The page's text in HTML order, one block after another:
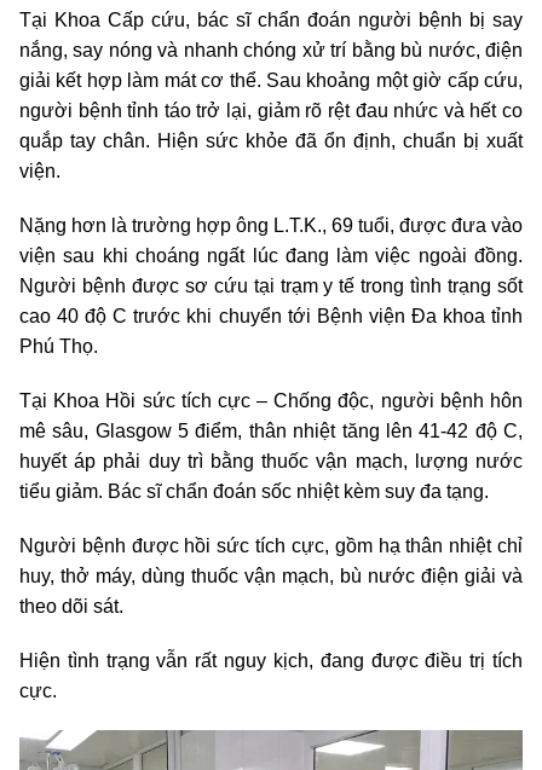
Tại Khoa Cấp cứu, bác sĩ chẩn đoán người bệnh bị say
nắng, say nóng và nhanh chóng xử trí bằng bù nước, điện
giải kết hợp làm mát cơ thể. Sau khoảng một giờ cấp cứu,
người bệnh tỉnh táo trở lại, giảm rõ rệt đau nhức và hết co
quắp tay chân. Hiện sức khỏe đã ổn định, chuẩn bị xuất
viện.
Nặng hơn là trường hợp ông L.T.K., 69 tuổi, được đưa vào
viện sau khi choáng ngất lúc đang làm việc ngoài đồng.
Người bệnh được sơ cứu tại trạm y tế trong tình trạng sốt
cao 40 độ C trước khi chuyển tới Bệnh viện Đa khoa tỉnh
Phú Thọ.
Tại Khoa Hồi sức tích cực – Chống độc, người bệnh hôn
mê sâu, Glasgow 5 điểm, thân nhiệt tăng lên 41-42 độ C,
huyết áp phải duy trì bằng thuốc vận mạch, lượng nước
tiểu giảm. Bác sĩ chẩn đoán sốc nhiệt kèm suy đa tạng.
Người bệnh được hồi sức tích cực, gồm hạ thân nhiệt chỉ
huy, thở máy, dùng thuốc vận mạch, bù nước điện giải và
theo dõi sát.
Hiện tình trạng vẫn rất nguy kịch, đang được điều trị tích
cực.